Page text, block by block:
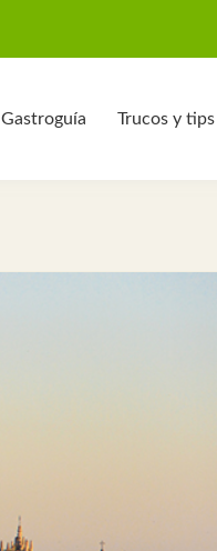
Gastroguía Trucos y tips